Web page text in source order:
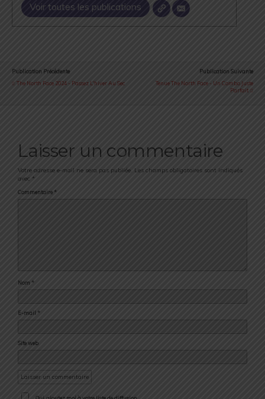
Voir toutes les publications
Publication Précédente
The North Face 2024 - Passez L'hiver Au Sec
Publication Suivante
Tenue The North Face - Un Combo Juste
Parfait
Laisser un commentaire
Votre adresse e-mail ne sera pas publiée. Les champs obligatoires sont indiqués
avec *
Commentaire *
Nom *
E-mail *
Site web